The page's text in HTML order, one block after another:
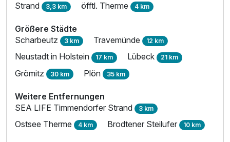
Strand 3,3 km öfftl. Therme 4 km
Größere Städte
Scharbeutz 3 km Travemünde 12 km
Neustadt in Holstein 17 km Lübeck 21 km
Grömitz 30 km Plön 35 km
Weitere Entfernungen
SEA LIFE Timmendorfer Strand 3 km
Ostsee Therme 4 km Brodtener Steilufer 10 km